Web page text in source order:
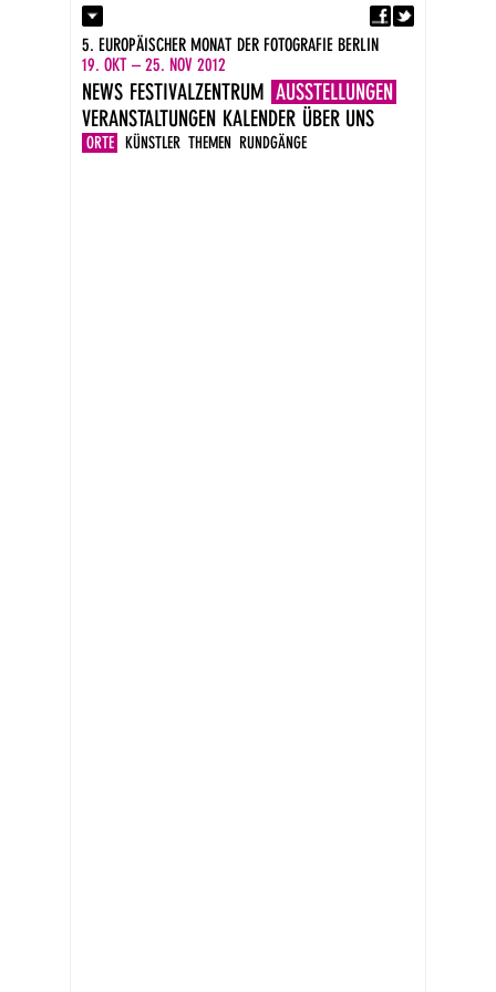
Kontakt
Presse
Impressum
DE
EN
5. EUROPÄISCHER MONAT DER FOTOGRAFIE BERLIN
19. OKT – 25. NOV 2012
NEWS FESTIVALZENTRUM AUSSTELLUNGEN
ORTE KÜNSTLER THEMEN RUNDGÄNGE
VERANSTALTUNGEN KALENDER ÜBER UNS